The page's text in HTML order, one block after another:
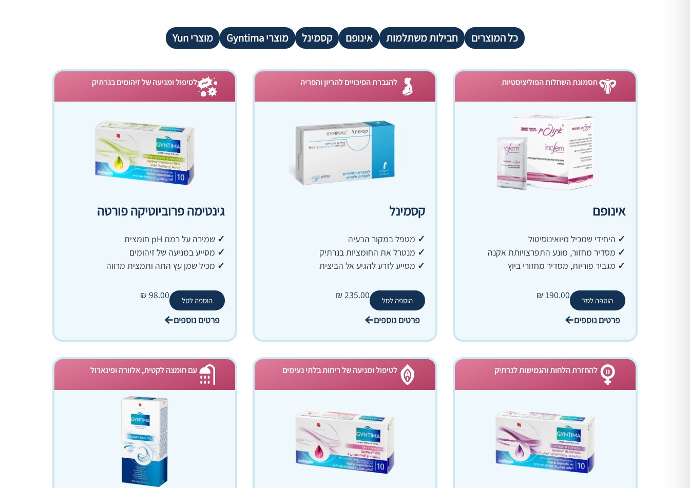
כל המוצרים חבילות משתלמות אינופם קסמינל מוצרי Gyntima מוצרי Yun
תסמונת השחלות הפוליציסטיות
אינופם
✓ היחידי שמכיל מיואינוסיטול
✓ מסדיר מחזור, מונע התפרצויותת אקנה
✓ מגביר פוריות, מסדיר מחזורי ביוץ
הוספה לסל 190.00
₪
פרטים נוספים
להגברת הסיכויים להריון והפריה
קסמינל
✓ מטפל במקור הבעיה
✓ מנטרל את החומציות בנרתיק
✓ מסייע לזרע להגיע אל הביצית
הוספה לסל 235.00
₪
פרטים נוספים
לטיפול ומניעה של זיהומים בנרתיק
גינטימה פרוביוטיקה פורטה
✓ שמירה על רמת pH חומצית
✓ מסייע במניעה של זיהומים
✓ מכיל שמן עץ התה ותמצית מרווה
הוספה לסל 98.00
₪
פרטים נוספים
להחזרת הלחות והגמישות לנרתיק לטיפול ומניעה של ריחות בלתי נעימים עם חומצה לקטית, אלוורה ופינארול